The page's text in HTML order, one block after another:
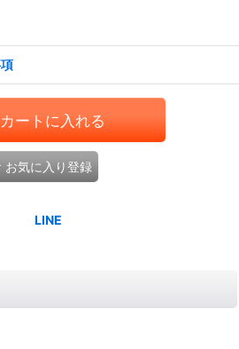
カートに入れる
お気に入り登録